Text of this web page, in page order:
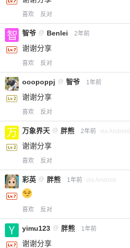
喜欢 反对
智爷 @ Benlei 2年前
谢谢分享
喜欢 反对
ooopoppj @ 智爷 1年前
谢谢分享
喜欢 反对
万象界天 @ 胖熊 2年前 via Android
谢谢分享
喜欢 反对
彩英 @ 胖熊 1年前 via Android
喜欢 反对
yimu123 @ 胖熊 1年前
谢谢分享